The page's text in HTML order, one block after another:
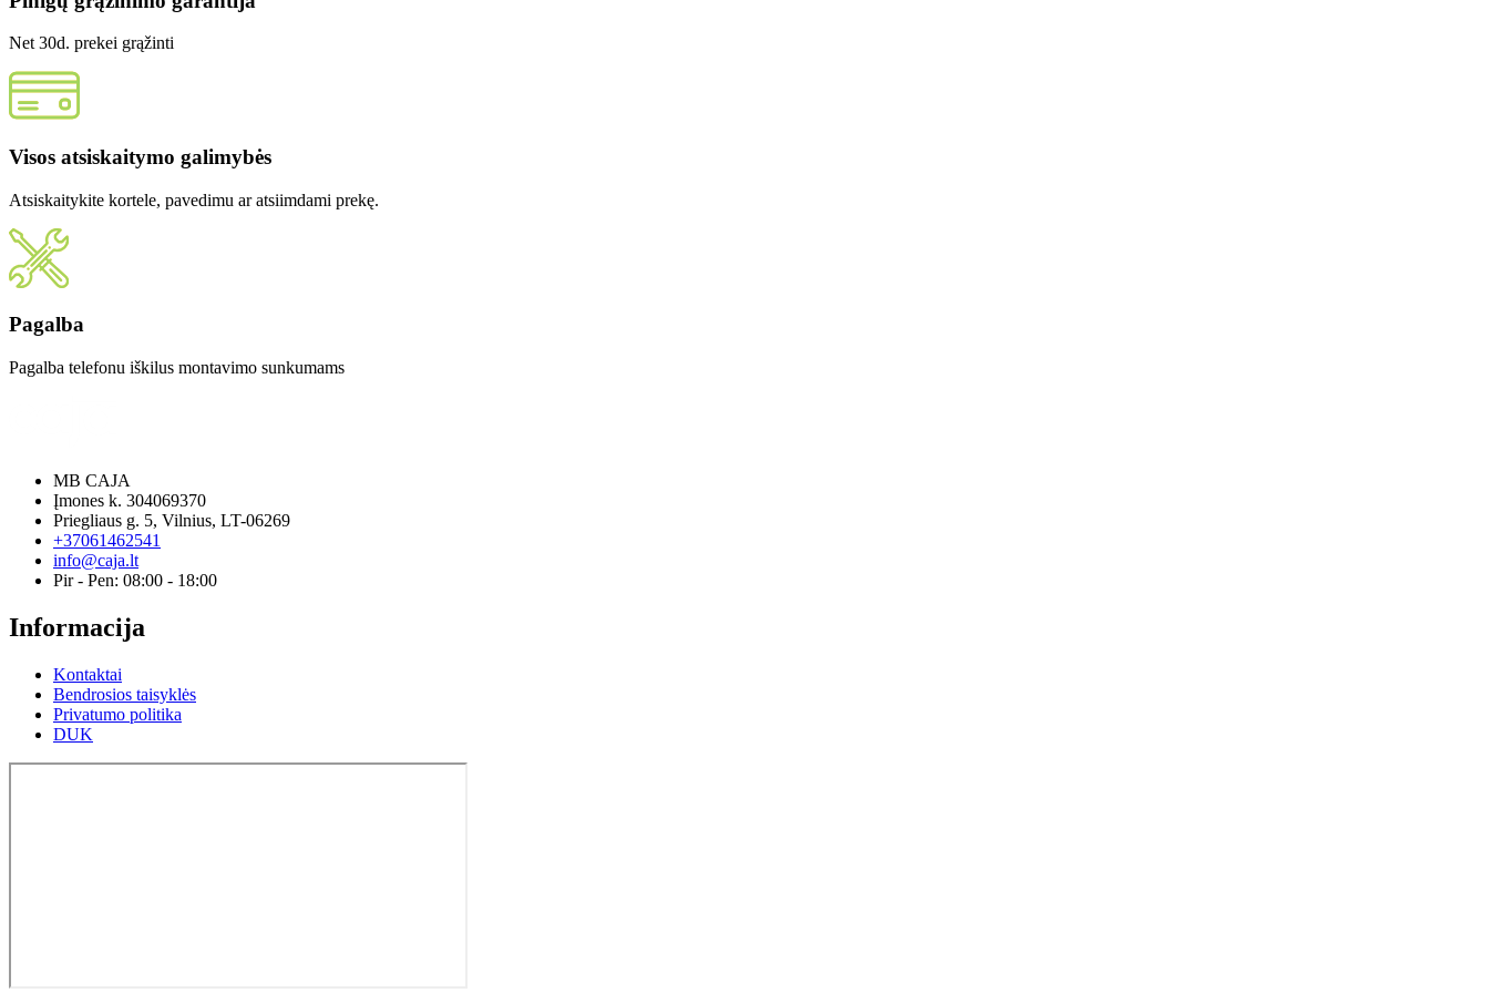
Net 30d. prekei grąžinti
Visos atsiskaitymo galimybės
Atsiskaitykite kortele, pavedimu ar atsiimdami prekę.
Pagalba
Pagalba telefonu iškilus montavimo sunkumams
MB CAJA
Įmones k. 304069370
Priegliaus g. 5, Vilnius, LT-06269
+37061462541
info@caja.lt
Pir - Pen: 08:00 - 18:00
Informacija
Kontaktai
Bendrosios taisyklės
Privatumo politika
DUK